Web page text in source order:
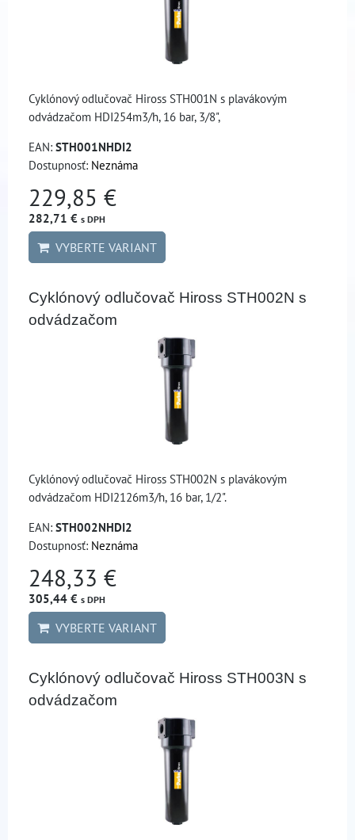
Cyklónový odlučovač Hiross STH001N s plavákovým
odvádzačom HDI254m3/h, 16 bar, 3/8",
EAN: STH001NHDI2
Dostupnosť: Neznáma
229,85 €
282,71 € s DPH
VYBERTE VARIANT
Cyklónový odlučovač Hiross STH002N s
odvádzačom
Cyklónový odlučovač Hiross STH002N s plavákovým
odvádzačom HDI2126m3/h, 16 bar, 1/2".
EAN: STH002NHDI2
Dostupnosť: Neznáma
248,33 €
305,44 € s DPH
VYBERTE VARIANT
Cyklónový odlučovač Hiross STH003N s
odvádzačom